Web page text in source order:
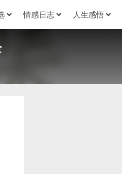
情感日志 人生感悟